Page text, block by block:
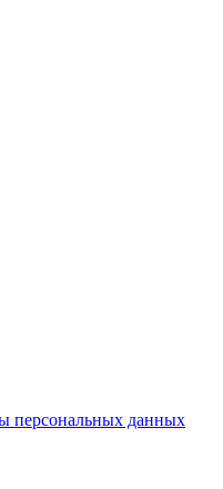
персональных данных